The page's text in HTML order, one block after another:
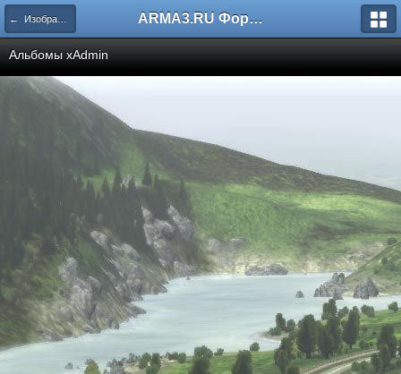
← Изображения ARMA3.RU Форум
Альбомы xAdmin